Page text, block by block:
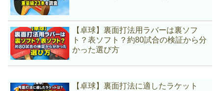
【卓球】裏面打法用ラバーは裏ソフ
ト？表ソフト？約80試合の検証から分
かった選び方
【卓球】裏面打法に適したラケット